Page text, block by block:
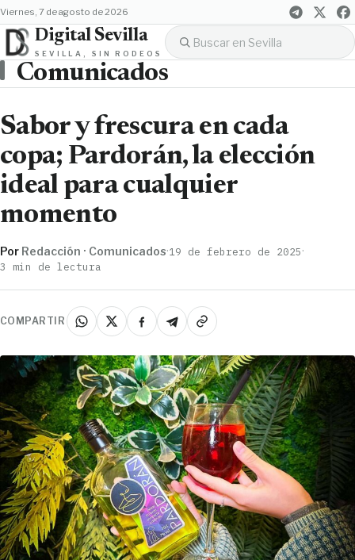
viernes, 7 de agosto de 2026
Digital Sevilla
SEVILLA, SIN RODEOS
Comunicados
Sabor y frescura en cada
copa; Pardorán, la elección
ideal para cualquier
momento
Por Redacción · Comunicados·19 de febrero de 2025·
3 min de lectura
COMPARTIR